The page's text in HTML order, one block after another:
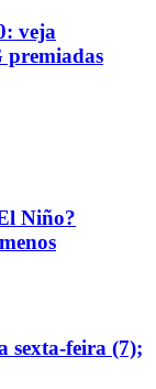
veja
premiadas
Niño?
sexta-feira (7);